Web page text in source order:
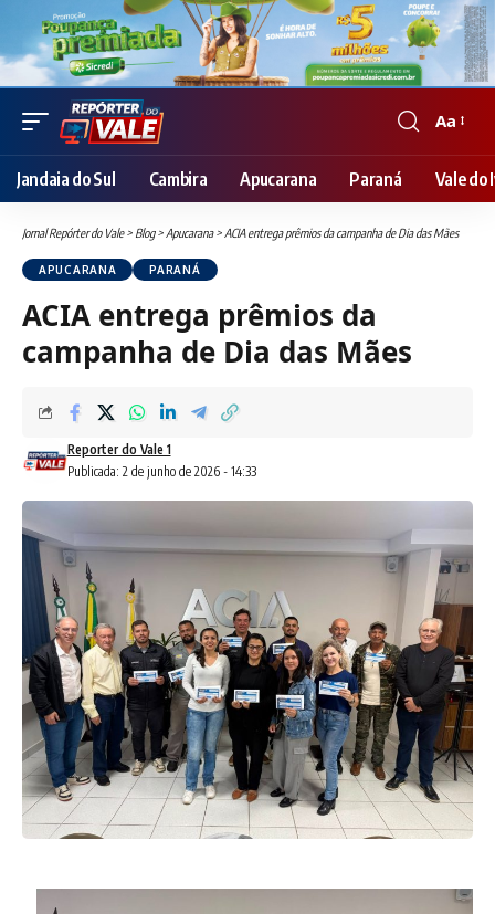
Font
Resizer
Aa
Jandaia do Sul Cambira Apucarana Paraná Vale do
Jornal Repórter do Vale> Blog>Apucarana>ACIA entrega prêmios da campanha de Dia das Mães
APUCARANA PARANÁ
ACIA entrega prêmios da
campanha de Dia das Mães
Publicada: 2 de junho de 2026 - 14:33
Reporter do Vale 1